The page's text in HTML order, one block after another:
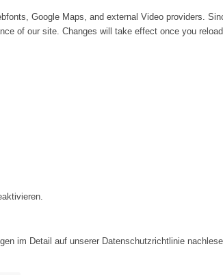
Google Maps, and external Video providers.
of our site. Changes will take effect once you reload
im Detail auf unserer Datenschutzrichtlinie